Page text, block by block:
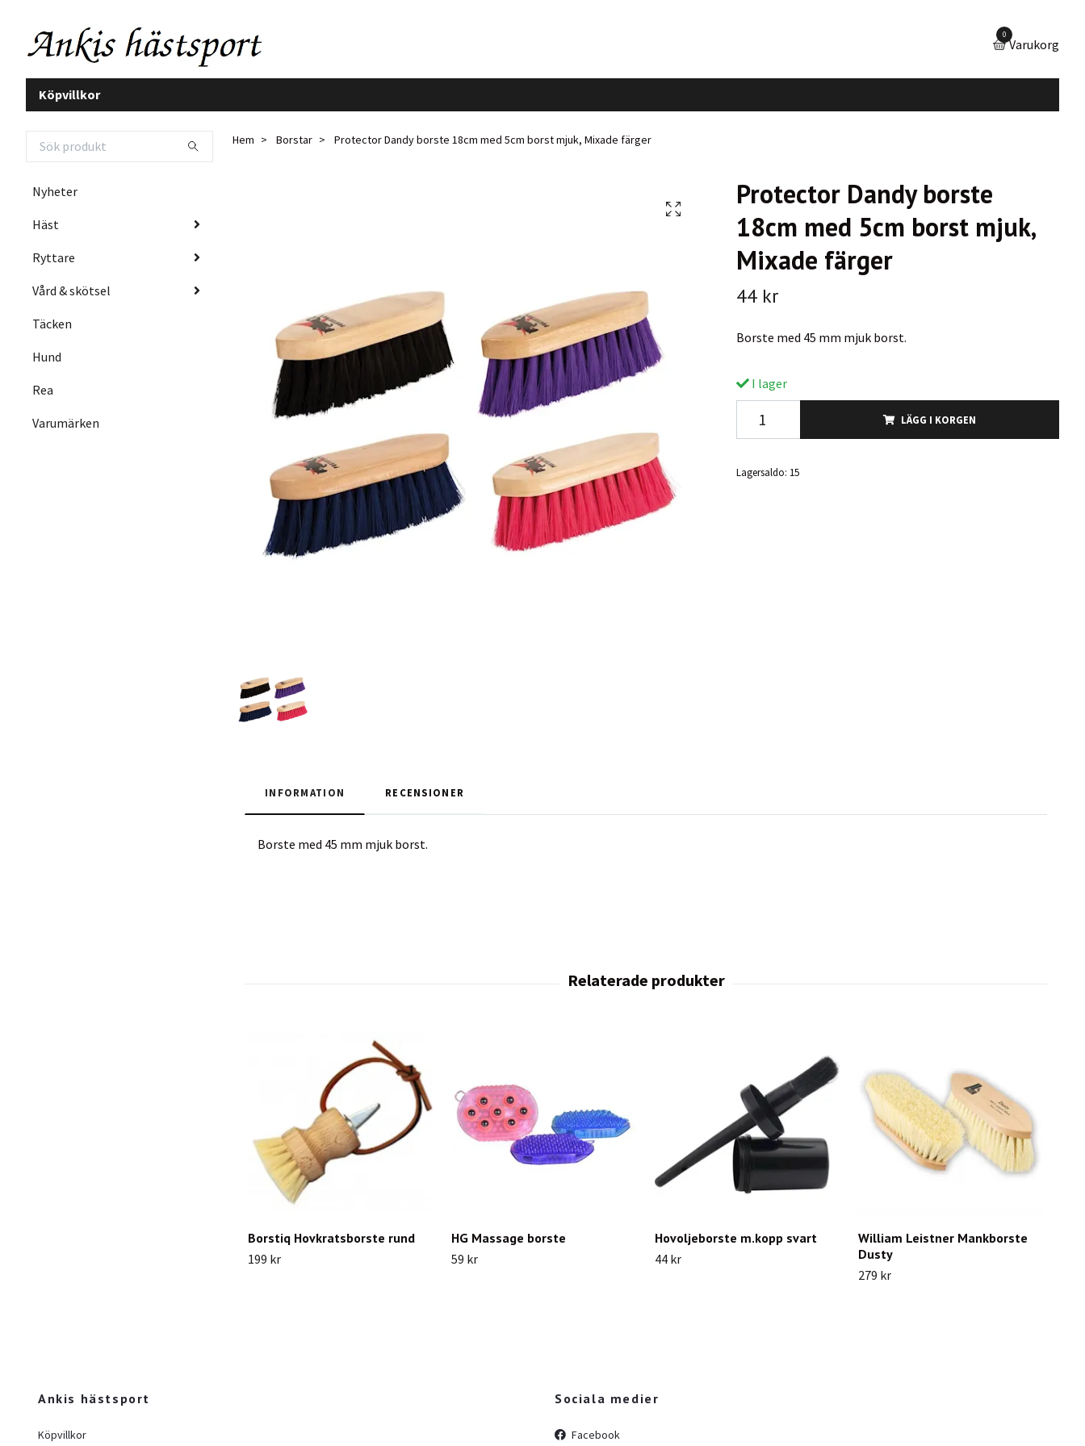
0
Varukorg
Köpvillkor
Nyheter
Häst
Ryttare
Vård & skötsel
Täcken
Hund
Rea
Varumärken
Hem Borstar Protector Dandy borste 18cm med 5cm borst mjuk, Mixade färger
Protector Dandy borste
18cm med 5cm borst mjuk,
Mixade färger
44 kr
Borste med 45 mm mjuk borst.
I lager
LÄGG I KORGEN
Lagersaldo: 15
INFORMATION RECENSIONER
Borste med 45 mm mjuk borst.
Borstiq Hovkratsborste rund
199 kr
HG Massage borste
59 kr
Hovoljeborste m.kopp svart
44 kr
William Leistner Mankborste
Dusty
279 kr
Ankis hästsport
Köpvillkor
Sociala medier
Facebook